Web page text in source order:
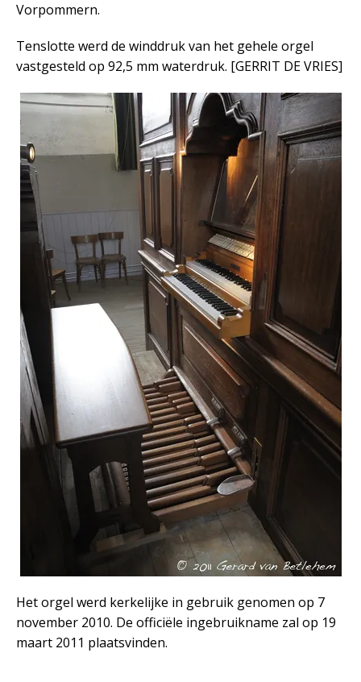
Vorpommern.
Tenslotte werd de winddruk van het gehele orgel
vastgesteld op 92,5 mm waterdruk. [GERRIT DE VRIES]
Het orgel werd kerkelijke in gebruik genomen op 7
november 2010. De officiële ingebruikname zal op 19
maart 2011 plaatsvinden.